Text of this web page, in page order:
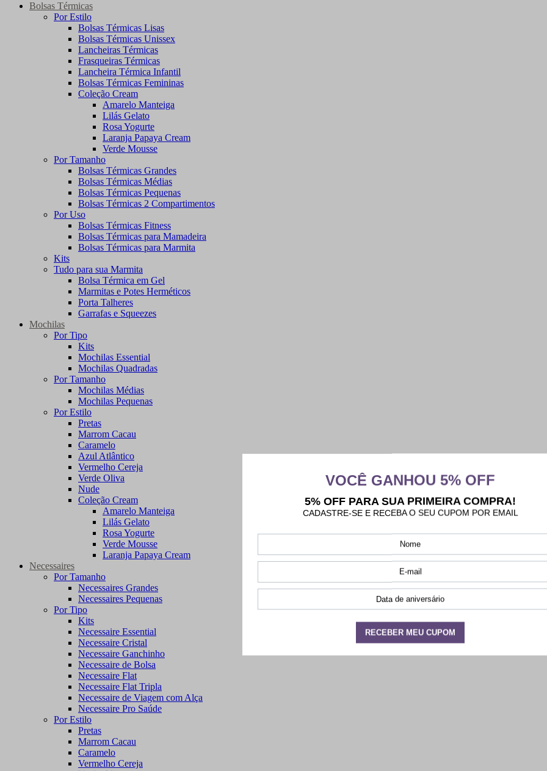
Bolsas Térmicas
Por Estilo
Bolsas Térmicas Lisas
Bolsas Térmicas Unissex
Lancheiras Térmicas
Frasqueiras Térmicas
Lancheira Térmica Infantil
Bolsas Térmicas Femininas
Coleção Cream
Amarelo Manteiga
Lilás Gelato
Rosa Yogurte
Laranja Papaya Cream
Verde Mousse
Por Tamanho
Bolsas Térmicas Grandes
Bolsas Térmicas Médias
Bolsas Térmicas Pequenas
Bolsas Térmicas 2 Compartimentos
Por Uso
Bolsas Térmicas Fitness
Bolsas Térmicas para Mamadeira
Bolsas Térmicas para Marmita
Kits
Tudo para sua Marmita
Bolsa Térmica em Gel
Marmitas e Potes Herméticos
Porta Talheres
Garrafas e Squeezes
Mochilas
Por Tipo
Kits
Mochilas Essential
Mochilas Quadradas
Por Tamanho
Mochilas Médias
Mochilas Pequenas
Por Estilo
Pretas
Marrom Cacau
Caramelo
Azul Atlântico
Vermelho Cereja
Verde Oliva
Nude
Coleção Cream
Amarelo Manteiga
Lilás Gelato
Rosa Yogurte
Verde Mousse
Laranja Papaya Cream
Necessaires
Por Tamanho
Necessaires Grandes
Necessaires Pequenas
Por Tipo
Kits
Necessaire Essential
Necessaire Cristal
Necessaire Ganchinho
Necessaire de Bolsa
Necessaire Flat
Necessaire Flat Tripla
Necessaire de Viagem com Alça
Necessaire Pro Saúde
Por Estilo
Pretas
Marrom Cacau
Caramelo
Vermelho Cereja